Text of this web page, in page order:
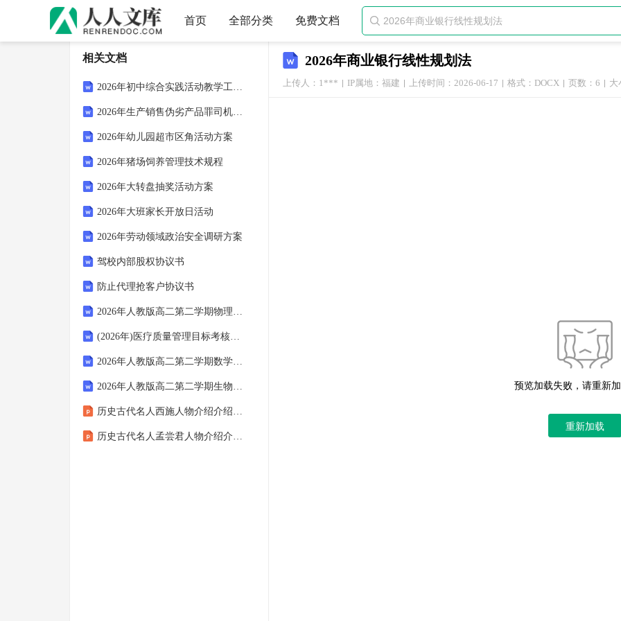
首页 全部分类 免费文档 
2026年商业银行线性规划法
上传人：1*** IP属地：福建 上传时间：2026-06-17 格式：DOCX 页数：6 大
预览加载失败，请重新
重新加载
相关文档
2026年初中综合实践活动教学工作计划
2026年生产销售伪劣产品罪司机运输
2026年幼儿园超市区角活动方案
2026年猪场饲养管理技术规程
2026年大转盘抽奖活动方案
2026年大班家长开放日活动
2026年劳动领域政治安全调研方案
驾校内部股权协议书
防止代理抢客户协议书
2026年人教版高二第二学期物理期末全真冲刺密卷（附答案可下载）
(2026年)医疗质量管理目标考核标准
2026年人教版高二第二学期数学期末自我检测模拟试卷（附答案可下载）
2026年人教版高二第二学期生物期末全科素养综合试卷（附答案可下载）
历史古代名人西施人物介绍介绍课件
历史古代名人孟尝君人物介绍介绍课件